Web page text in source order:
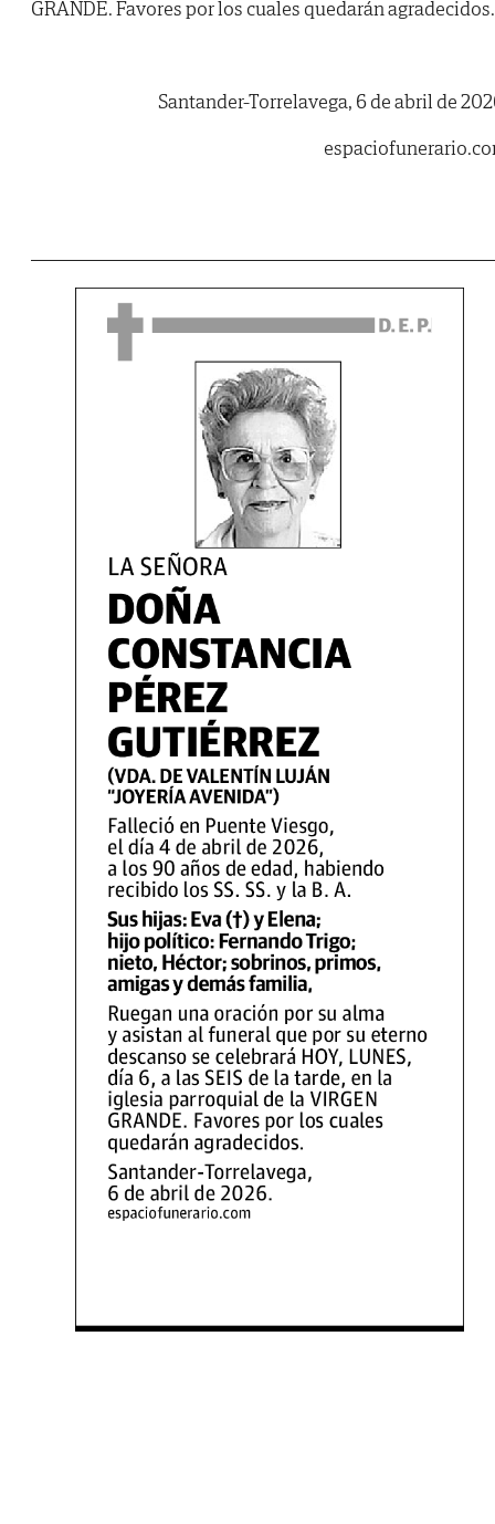
GRANDE. Favores por los cuales quedarán agradecidos.
Santander-Torrelavega, 6 de abril de